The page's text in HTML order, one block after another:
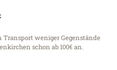
Transport weniger Gegenstände
schon ab 100€ an.